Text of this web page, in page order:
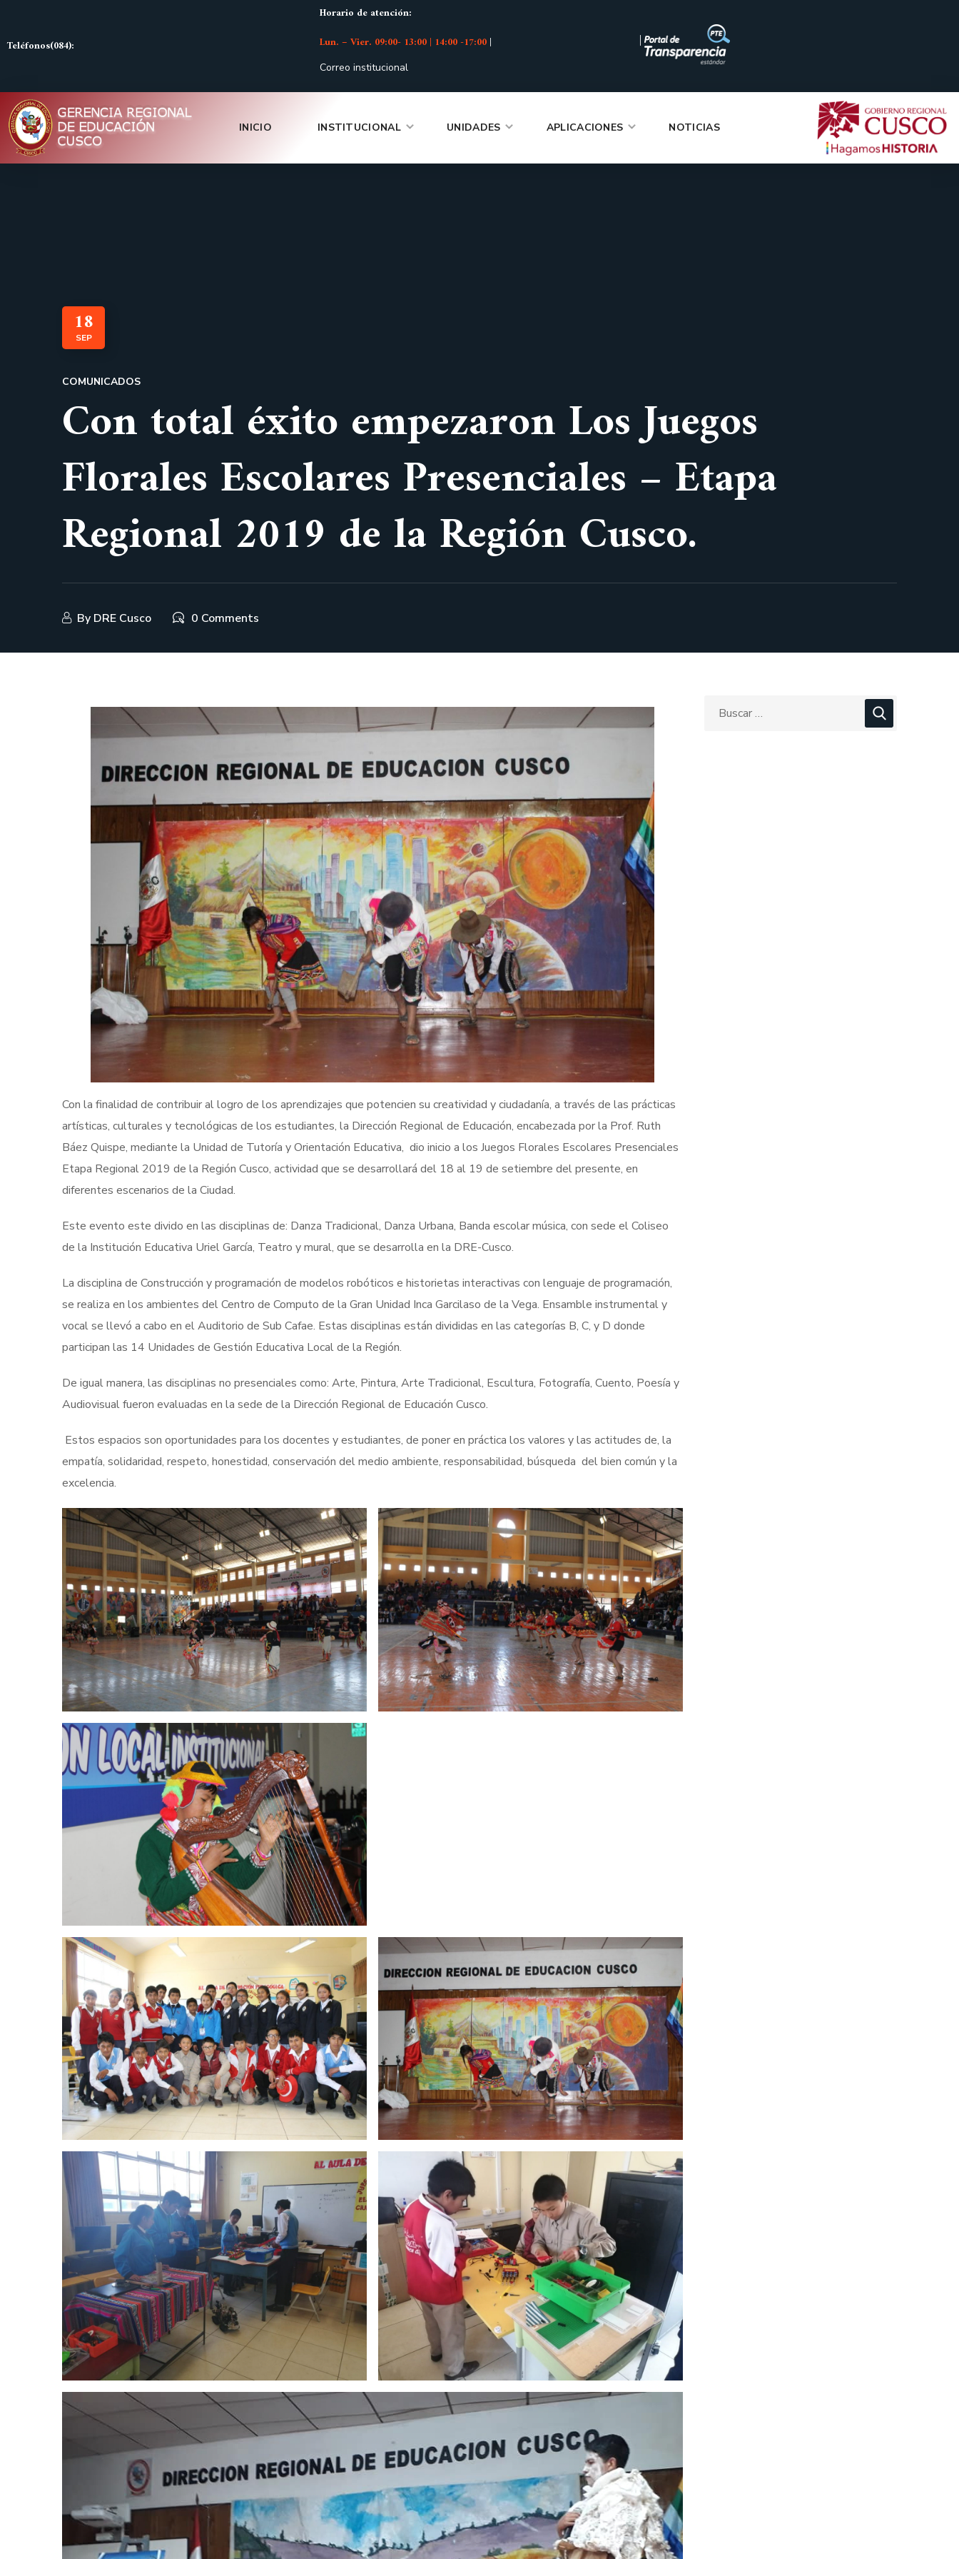
Teléfonos(084):
Horario de atención:
Lun. – Vier. 09:00- 13:00 | 14:00 -17:00|
Correo institucional
|
INICIO INSTITUCIONAL UNIDADES APLICACIONES NOTICIAS
18
SEP
COMUNICADOS
Con total éxito empezaron Los Juegos
Florales Escolares Presenciales – Etapa
Regional 2019 de la Región Cusco.
By DRE Cusco 0 Comments
Con la finalidad de contribuir al logro de los aprendizajes que potencien su creatividad y ciudadanía, a través de las prácticas
artísticas, culturales y tecnológicas de los estudiantes, la Dirección Regional de Educación, encabezada por la Prof. Ruth
Báez Quispe, mediante la Unidad de Tutoría y Orientación Educativa, dio inicio a los Juegos Florales Escolares Presenciales
Etapa Regional 2019 de la Región Cusco, actividad que se desarrollará del 18 al 19 de setiembre del presente, en
diferentes escenarios de la Ciudad.
Este evento este divido en las disciplinas de: Danza Tradicional, Danza Urbana, Banda escolar música, con sede el Coliseo
de la Institución Educativa Uriel García, Teatro y mural, que se desarrolla en la DRE-Cusco.
La disciplina de Construcción y programación de modelos robóticos e historietas interactivas con lenguaje de programación,
se realiza en los ambientes del Centro de Computo de la Gran Unidad Inca Garcilaso de la Vega. Ensamble instrumental y
vocal se llevó a cabo en el Auditorio de Sub Cafae. Estas disciplinas están divididas en las categorías B, C, y D donde
participan las 14 Unidades de Gestión Educativa Local de la Región.
De igual manera, las disciplinas no presenciales como: Arte, Pintura, Arte Tradicional, Escultura, Fotografía, Cuento, Poesía y
Audiovisual fueron evaluadas en la sede de la Dirección Regional de Educación Cusco.
Estos espacios son oportunidades para los docentes y estudiantes, de poner en práctica los valores y las actitudes de, la
empatía, solidaridad, respeto, honestidad, conservación del medio ambiente, responsabilidad, búsqueda del bien común y la
excelencia.